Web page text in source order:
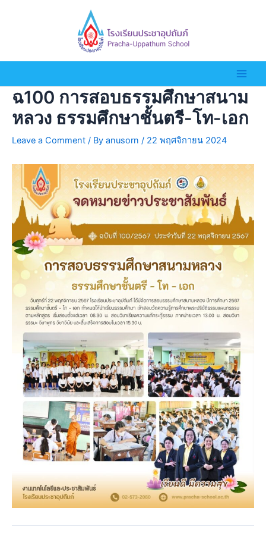
ฉ100 การสอบธรรมศึกษาสนาม
หลวง ธรรมศึกษาชั้นตรี-โท-เอก
Leave a Comment / By anusorn / 22 พฤศจิกายน 2024